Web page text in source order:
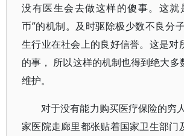
没有医生会去做这样的傻事。这就
币”的机制。及时驱除极少数不良分
生行业在社会上的良好信誉。这是对
的事， 所以这样的机制也得到绝大多
维护。
对于没有能力购买医疗保险的穷
家医院走廊里都张贴着国家卫生部门